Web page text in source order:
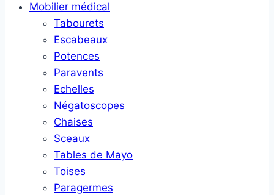
Mobilier médical
Tabourets
Escabeaux
Potences
Paravents
Echelles
Négatoscopes
Chaises
Sceaux
Tables de Mayo
Toises
Paragermes